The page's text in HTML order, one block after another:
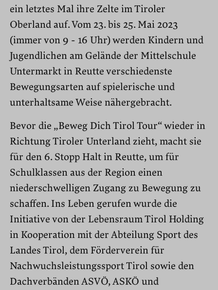
ein letztes Mal ihre Zelte im Tiroler
Oberland auf. Vom 23. bis 25. Mai 2023
(immer von 9 - 16 Uhr) werden Kindern und
Jugendlichen am Gelände der Mittelschule
Untermarkt in Reutte verschiedenste
Bewegungsarten auf spielerische und
unterhaltsame Weise nähergebracht.
Bevor die „Beweg Dich Tirol Tour“ wieder in
Richtung Tiroler Unterland zieht, macht sie
für den 6. Stopp Halt in Reutte, um für
Schulklassen aus der Region einen
niederschwelligen Zugang zu Bewegung zu
schaffen. Ins Leben gerufen wurde die
Initiative von der Lebensraum Tirol Holding
in Kooperation mit der Abteilung Sport des
Landes Tirol, dem Förderverein für
Nachwuchsleistungssport Tirol sowie den
Dachverbänden ASVÖ, ASKÖ und